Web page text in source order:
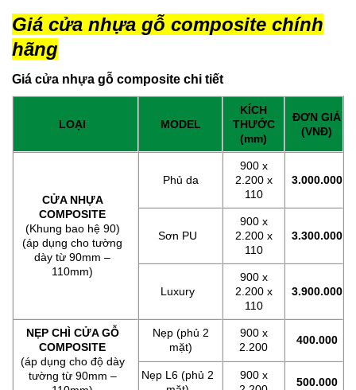
Giá cửa nhựa gỗ composite chính
hãng
Giá cửa nhựa gỗ composite chi tiết
LOẠI MODEL
KÍCH
THƯỚC
(mm)
ĐƠN GIÁ
(VNĐ)
CỬA NHỰA
COMPOSITE
(Khung bao hệ 90)
(áp dụng cho tường
dày từ 90mm –
110mm)
Phủ da
900 x
2.200 x
110
3.000.000
Sơn PU
900 x
2.200 x
110
3.300.000
Luxury
900 x
2.200 x
110
3.900.000
NẸP CHÌ CỬA GỖ
COMPOSITE
(áp dụng cho độ dày
tường từ 90mm –
Nẹp (phủ 2
mặt)
900 x
2.200
400.000
Nẹp L6 (phủ 2
900 x
500.000